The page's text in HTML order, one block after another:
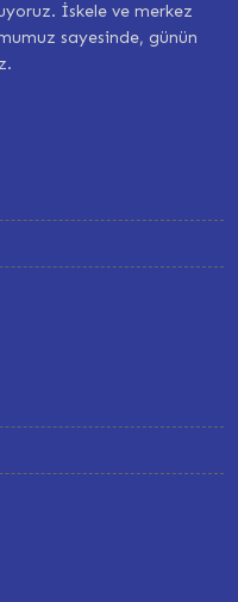
İskele ve merkez
sayesinde, günün